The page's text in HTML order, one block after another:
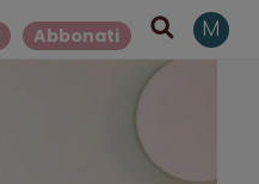
Abbonati M